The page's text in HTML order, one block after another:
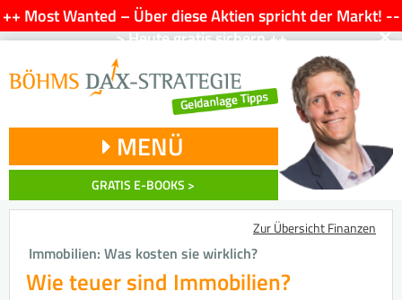
++ Most Wanted – Über diese Aktien spricht der Markt! --
> Heute gratis sichern ++
×
MENÜ
GRATIS E-BOOKS >
Zur Übersicht Finanzen
Immobilien: Was kosten sie wirklich?
Wie teuer sind Immobilien?